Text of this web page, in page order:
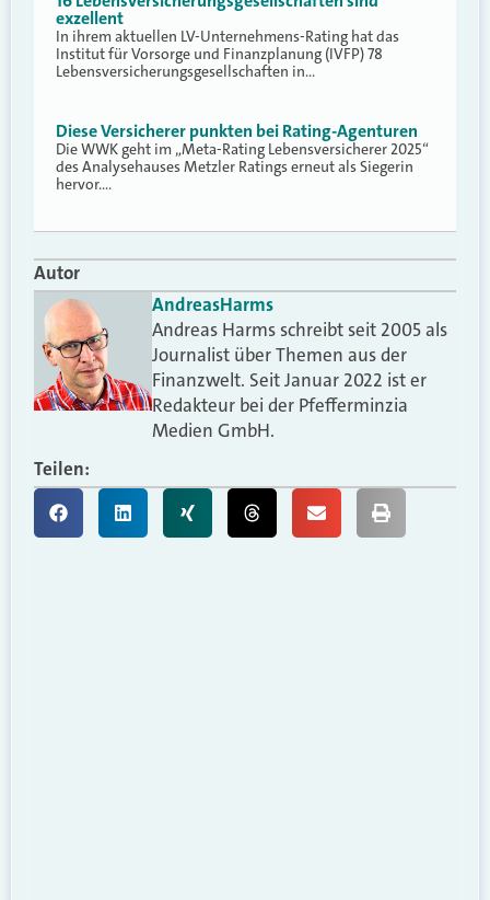
exzellent
In ihrem aktuellen LV-Unternehmens-Rating hat das
Institut für Vorsorge und Finanzplanung (IVFP) 78
Lebensversicherungsgesellschaften in…
Diese Versicherer punkten bei Rating-Agenturen
Die WWK geht im „Meta-Rating Lebensversicherer 2025“
des Analysehauses Metzler Ratings erneut als Siegerin
hervor.…
Autor
AndreasHarms
Andreas Harms schreibt seit 2005 als
Journalist über Themen aus der
Finanzwelt. Seit Januar 2022 ist er
Redakteur bei der Pfefferminzia
Medien GmbH.
Teilen: